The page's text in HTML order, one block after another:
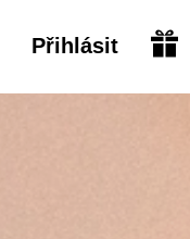
Přihlásit